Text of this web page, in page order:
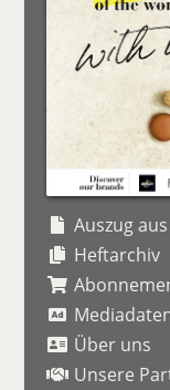
Auszug
Heftarchiv
Über uns
Unsere